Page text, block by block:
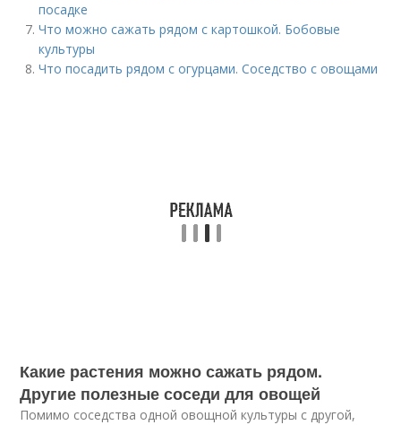
посадке
Что можно сажать рядом с картошкой. Бобовые
культуры
Что посадить рядом с огурцами. Соседство с овощами
Какие растения можно сажать рядом.
Другие полезные соседи для овощей
Помимо соседства одной овощной культуры с другой,